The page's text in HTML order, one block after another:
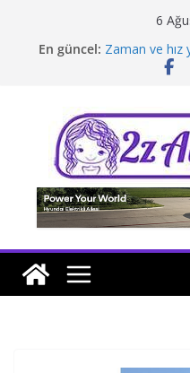
6
En güncel: Zaman ve hız
Borusan Next
Tatil